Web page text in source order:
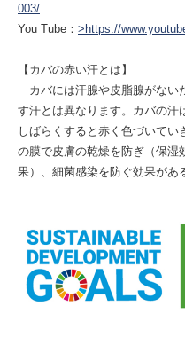
003/
You Tube： >https://
【カバの赤い汗とは】
カバには汗腺や皮脂腺がない
す汗とは異なります。カバの汗
しばらくすると赤く色づいて
の膜で皮膚の乾燥を防ぎ（保湿
果）、細菌感染を防ぐ効果があ